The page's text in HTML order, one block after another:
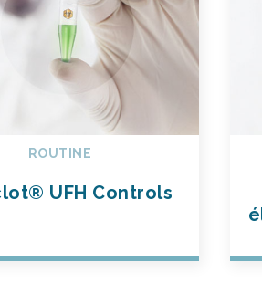
ROUTINE
UFH Controls